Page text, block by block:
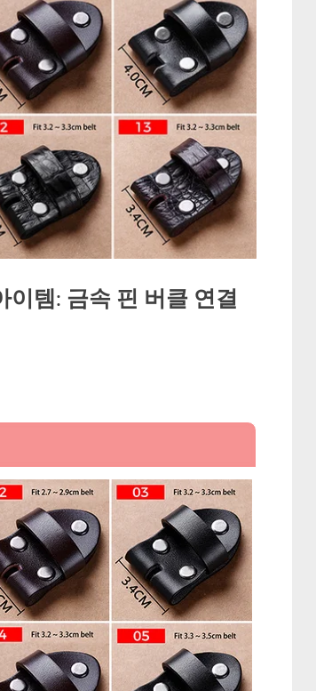
템: 금속 핀 버클 연결